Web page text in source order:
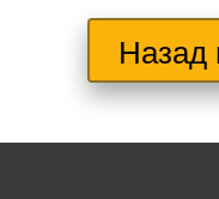
Назад